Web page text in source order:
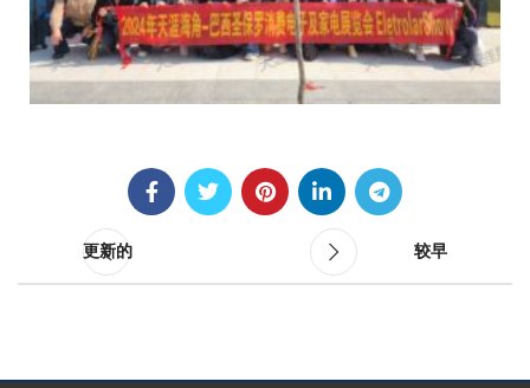
更新的 较早